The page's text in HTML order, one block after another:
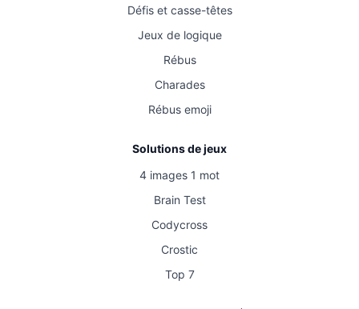
Défis et casse-têtes
Jeux de logique
Rébus
Charades
Rébus emoji
Solutions de jeux
4 images 1 mot
Brain Test
Codycross
Crostic
Top 7